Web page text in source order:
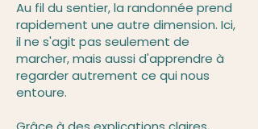
Au fil du sentier, la randonnée prend
rapidement une autre dimension. Ici,
il ne s'agit pas seulement de
marcher, mais aussi d'apprendre à
regarder autrement ce qui nous
entoure.